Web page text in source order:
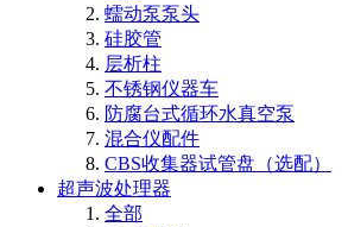
蠕动泵泵头
硅胶管
层析柱
不锈钢仪器车
防腐台式循环水真空泵
混合仪配件
CBS收集器试管盘（选配）
超声波处理器
全部